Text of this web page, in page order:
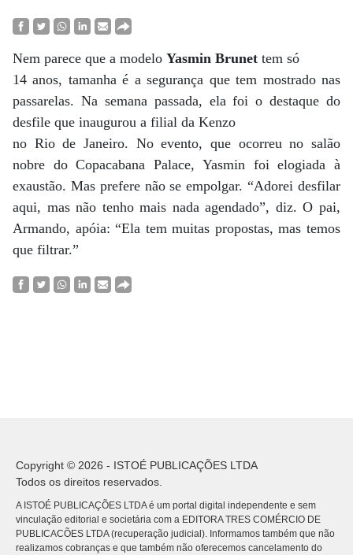
Nem parece que a modelo Yasmin Brunet tem só
14 anos, tamanha é a segurança que tem mostrado nas
passarelas. Na semana passada, ela foi o destaque do
desfile que inaugurou a filial da Kenzo
no Rio de Janeiro. No evento, que ocorreu no salão
nobre do Copacabana Palace, Yasmin foi elogiada à
exaustão. Mas prefere não se empolgar. “Adorei desfilar
aqui, mas não tenho mais nada agendado”, diz. O pai,
Armando, apóia: “Ela tem muitas propostas, mas temos
que filtrar.”
Copyright © 2026 - ISTOÉ PUBLICAÇÕES LTDA
Todos os direitos reservados.
A ISTOÉ PUBLICAÇÕES LTDA é um portal digital independente e sem
vinculação editorial e societária com a EDITORA TRES COMÉRCIO DE
PUBLICACÕES LTDA (recuperação judicial). Informamos também que não
realizamos cobranças e que também não oferecemos cancelamento do